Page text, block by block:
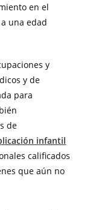
en el
una edad
y
y de
para
de
infantil
calificados
que aún no